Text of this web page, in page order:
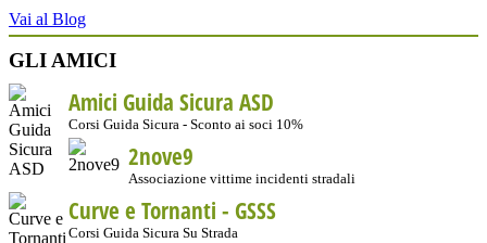
Vai al Blog
GLI AMICI
Amici Guida Sicura ASD
Corsi Guida Sicura - Sconto ai soci 10%
2nove9
Associazione vittime incidenti stradali
Curve e Tornanti - GSSS
Corsi Guida Sicura Su Strada